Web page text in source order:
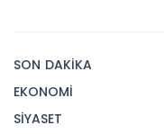
SON DAKİKA
EKONOMİ
SİYASET